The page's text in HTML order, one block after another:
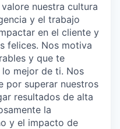
nuestra cultura
y el trabajo
en el cliente y
felices. Nos motiva
y que te
mejor de ti. Nos
por superar nuestros
resultados de alta
la
y el impacto de